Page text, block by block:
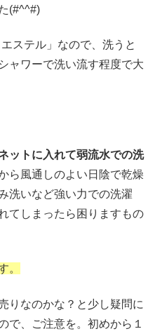
(#^^#)
ステル」なので、洗うと
ャワーで洗い流す程度で大
ットに入れて弱流水での洗
ら風通しのよい日陰で乾燥
洗いなど強い力での洗濯
てしまったら困りますもの
。
りなのかな？と少し疑問に
で、ご注意を。初めから１